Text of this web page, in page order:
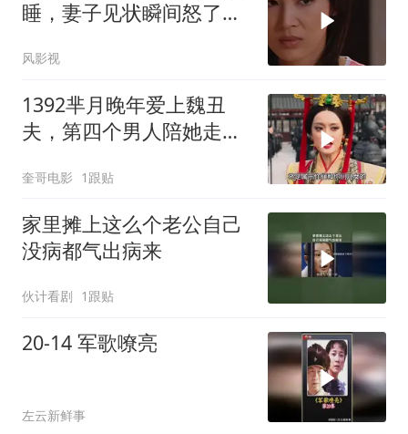
睡，妻子见状瞬间怒了，
风影视
1392芈月晚年爱上魏丑
夫，第四个男人陪她走完
局！
奎哥电影 1跟贴
家里摊上这么个老公自己
没病都气出病来
伙计看剧 1跟贴
20-14 军歌嘹亮
左云新鲜事